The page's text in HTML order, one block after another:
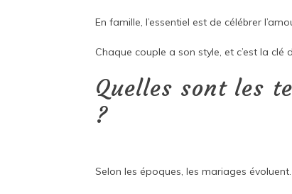
En famille, l’essentiel est de célébrer
Chaque couple a son style, et c’est la clé
Quelles sont les
?
Selon les époques, les mariages